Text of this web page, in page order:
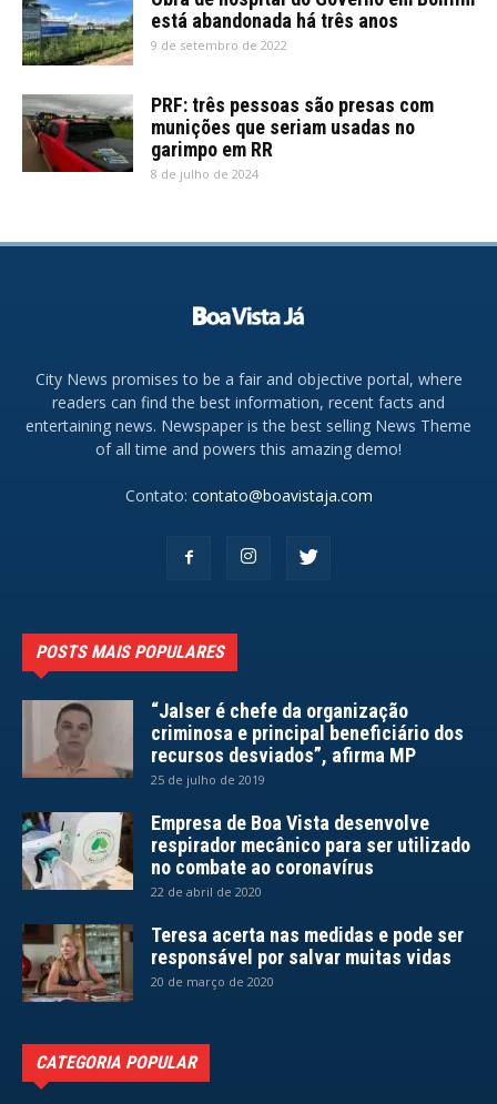
está abandonada há três anos
9 de setembro de 2022
PRF: três pessoas são presas com
munições que seriam usadas no
garimpo em RR
8 de julho de 2024
City News promises to be a fair and objective portal, where
readers can find the best information, recent facts and
entertaining news. Newspaper is the best selling News Theme
of all time and powers this amazing demo!
Contato: contato@boavistaja.com
POSTS MAIS POPULARES
“Jalser é chefe da organização
criminosa e principal beneficiário dos
recursos desviados”, afirma MP
25 de julho de 2019
Empresa de Boa Vista desenvolve
respirador mecânico para ser utilizado
no combate ao coronavírus
22 de abril de 2020
Teresa acerta nas medidas e pode ser
responsável por salvar muitas vidas
20 de março de 2020
CATEGORIA POPULAR